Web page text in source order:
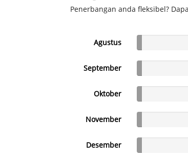
Penerbangan anda fleksibel?
Agustus
September
Oktober
November
Desember